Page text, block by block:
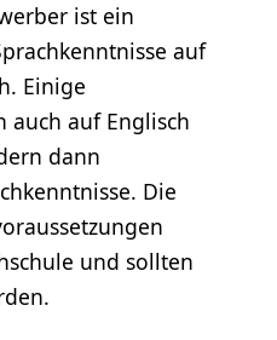
ist ein
auf
Einige
auch auf Englisch
dann
Die
und sollten